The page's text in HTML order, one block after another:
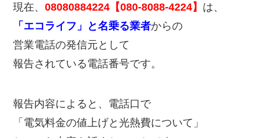
現在、08080884224【080-8088-4224】 は、
「エコライフ」と名乗る業者からの
営業電話の発信元として
報告されている電話番号です。
報告内容によると、電話口で
「電気料金の値上げと光熱費について」